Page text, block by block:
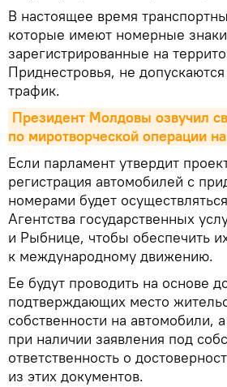
В настоящее время
которые имеют номерные
зарегистрированные на
Приднестровья, не
трафик.
Президент Молдовы озвучил
по миротворческой операции
Если парламент утвердит
регистрация автомобилей с
номерами будет
Агентства государственных
и Рыбнице, чтобы обеспечить
к международному движению.
Ее будут проводить на основе
подтверждающих место
собственности на автомобили,
при наличии заявления под
ответственность о
из этих документов.